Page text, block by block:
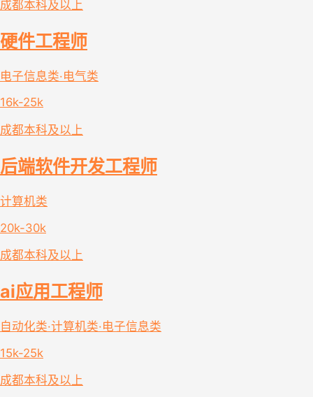
成都本科及以上
硬件工程师
电子信息类·电气类
16k-25k
成都本科及以上
后端软件开发工程师
计算机类
20k-30k
成都本科及以上
ai应用工程师
自动化类·计算机类·电子信息类
15k-25k
成都本科及以上